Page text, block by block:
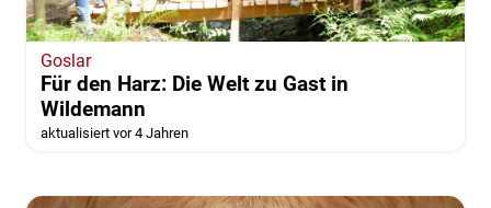
Goslar
Für den Harz: Die Welt zu Gast in
Wildemann
aktualisiert vor 4 Jahren